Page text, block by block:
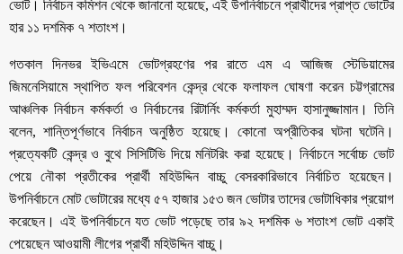
ভোট। নির্বাচন কমিশন থেকে জানানো হয়েছে, এই উপনির্বাচনে প্রার্থীদের প্রাপ্ত ভোটের
হার ১১ দশমিক ৭ শতাংশ।
গতকাল দিনভর ইভিএমে ভোটগ্রহণের পর রাতে এম এ আজিজ স্টেডিয়ামের
জিমনেসিয়ামে স্থাপিত ফল পরিবেশন কেন্দ্র থেকে ফলাফল ঘোষণা করেন চট্টগ্রামের
আঞ্চলিক নির্বাচন কর্মকর্তা ও নির্বাচনের রিটার্নিং কর্মকর্তা মুহাম্মদ হাসানুজ্জামান। তিনি
বলেন, শান্তিপূর্ণভাবে নির্বাচন অনুষ্ঠিত হয়েছে। কোনো অপ্রীতিকর ঘটনা ঘটেনি।
প্রত্যেকটি কেন্দ্র ও বুথে সিসিটিভি দিয়ে মনিটরিং করা হয়েছে। নির্বাচনে সর্বোচ্চ ভোট
পেয়ে নৌকা প্রতীকের প্রার্থী মহিউদ্দিন বাচ্চু বেসরকারিভাবে নির্বাচিত হয়েছেন।
উপনির্বাচনে মোট ভোটারের মধ্যে ৫৭ হাজার ১৫৩ জন ভোটার তাদের ভোটাধিকার প্রয়োগ
করেছেন। এই উপনির্বাচনে যত ভোট পড়েছে তার ৯২ দশমিক ৬ শতাংশ ভোট একাই
পেয়েছেন আওয়ামী লীগের প্রার্থী মহিউদ্দিন বাচ্চু।